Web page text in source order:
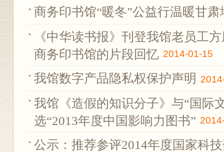
商务印书馆“暖冬”公益行温暖甘
《中华读书报》刊登我馆老员工
商务印书馆的片段回忆 2014-01-15
我馆数字产品隐私权保护声明
我馆《造假的知识分子》与“国际
选“2013年度中国影响力图书”
公示：推荐参评2014年度国家科